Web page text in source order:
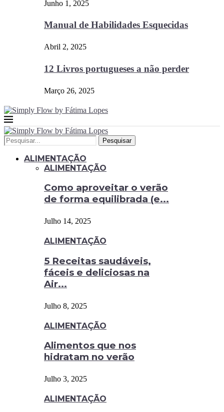
Junho 1, 2025
Manual de Habilidades Esquecidas
Abril 2, 2025
12 Livros portugueses a não perder
Março 26, 2025
Pesquisar
ALIMENTAÇÃO
ALIMENTAÇÃO
Como aproveitar o verão
de forma equilibrada (e...
Julho 14, 2025
ALIMENTAÇÃO
5 Receitas saudáveis,
fáceis e deliciosas na
Air...
Julho 8, 2025
ALIMENTAÇÃO
Alimentos que nos
hidratam no verão
Julho 3, 2025
ALIMENTAÇÃO